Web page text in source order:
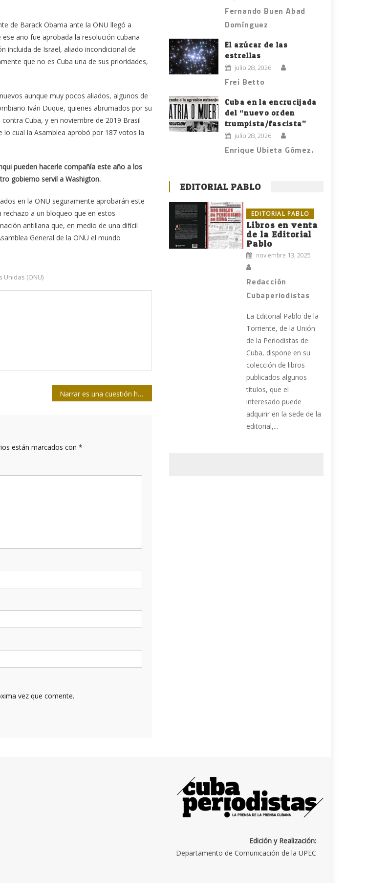
de Barack Obama ante la ONU llegó a
año fue aprobada la resolución cubana
incluida de Israel, aliado incondicional de
que no es Cuba una de sus prioridades,
aunque muy pocos aliados, algunos de
Iván Duque, quienes abrumados por su
Cuba, y en noviembre de 2019 Brasil
lo cual la Asamblea aprobó por 187 votos la
pueden hacerle compañía este año a los
gobierno servil a Washigton.
en la ONU seguramente aprobarán este
a un bloqueo que en estos
antillana que, en medio de una difícil
General de la ONU el mundo
Unidas (ONU)
Narrar es una cuestión humana
están marcados con *
vez que comente.
Fernando Buen Abad
Domínguez
El azúcar de las
estrellas
julio 28, 2026
Frei Betto
Cuba en la encrucijada
del “nuevo orden
trumpista/fascista”
julio 28, 2026
Enrique Ubieta Gómez.
EDITORIAL PABLO
EDITORIAL PABLO
Libros en venta
de la Editorial
Pablo
noviembre 13, 2025
Redacción
Cubaperiodistas
La Editorial Pablo de la
Torriente, de la Unión
de la Periodistas de
Cuba, dispone en su
colección de libros
publicados algunos
títulos, que el
interesado puede
adquirir en la sede de la
editorial,...
Edición y Realización:
Departamento de Comunicación de la UPEC